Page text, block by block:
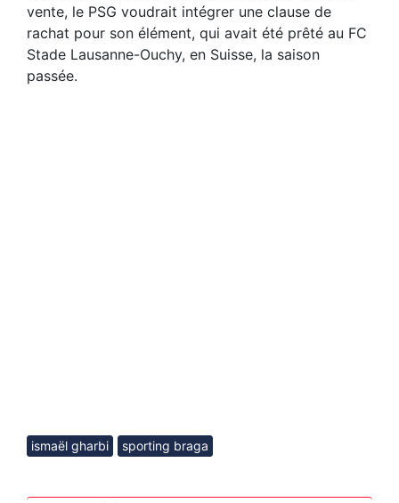
vente, le PSG voudrait intégrer une clause de
rachat pour son élément, qui avait été prêté au FC
Stade Lausanne-Ouchy, en Suisse, la saison
passée.
ismaël gharbi sporting braga